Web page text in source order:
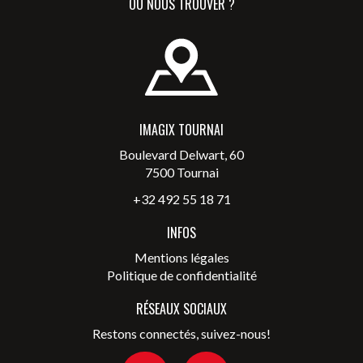
IMAGIX TOURNAI
Boulevard Delwart, 60
7500 Tournai
+32 492 55 18 71
INFOS
Mentions légales
Politique de confidentialité
RÉSEAUX SOCIAUX
Restons connectés, suivez-nous!